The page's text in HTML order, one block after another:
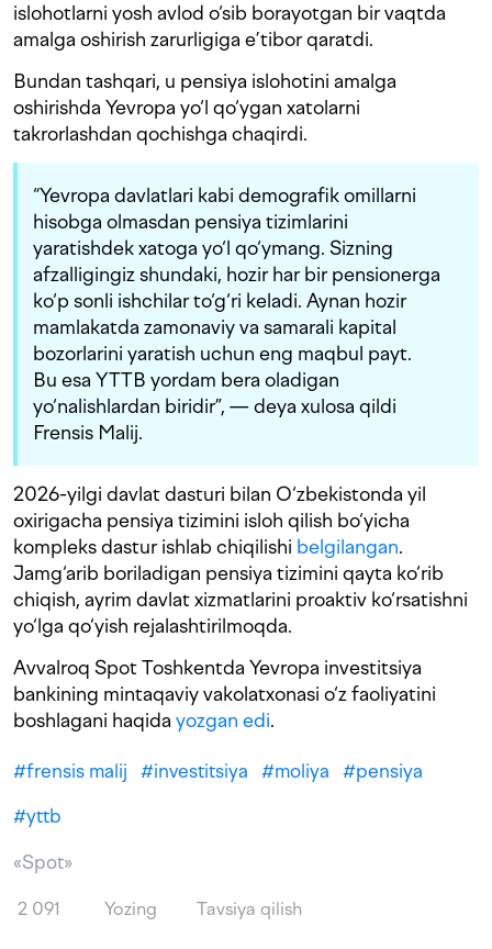
islohotlarni yosh avlod o‘sib borayotgan bir vaqtda
amalga oshirish zarurligiga e’tibor qaratdi.
Bundan tashqari, u pensiya islohotini amalga
oshirishda Yevropa yo‘l qo‘ygan xatolarni
takrorlashdan qochishga chaqirdi.
“Yevropa davlatlari kabi demografik omillarni
hisobga olmasdan pensiya tizimlarini
yaratishdek xatoga yo‘l qo‘ymang. Sizning
afzalligingiz shundaki, hozir har bir pensionerga
ko‘p sonli ishchilar to‘g‘ri keladi. Aynan hozir
mamlakatda zamonaviy va samarali kapital
bozorlarini yaratish uchun eng maqbul payt.
Bu esa YTTB yordam bera oladigan
yo‘nalishlardan biridir”, — deya xulosa qildi
Frensis Malij.
2026-yilgi davlat dasturi bilan O‘zbekistonda yil
oxirigacha pensiya tizimini isloh qilish bo‘yicha
kompleks dastur ishlab chiqilishi belgilangan.
Jamg‘arib boriladigan pensiya tizimini qayta ko‘rib
chiqish, ayrim davlat xizmatlarini proaktiv ko‘rsatishni
yo‘lga qo‘yish rejalashtirilmoqda.
Avvalroq Spot Toshkentda Yevropa investitsiya
bankining mintaqaviy vakolatxonasi o‘z faoliyatini
boshlagani haqida yozgan edi.
#frensis malij #investitsiya #moliya #pensiya
#yttb
«Spot»
2 091 Yozing Tavsiya qilish